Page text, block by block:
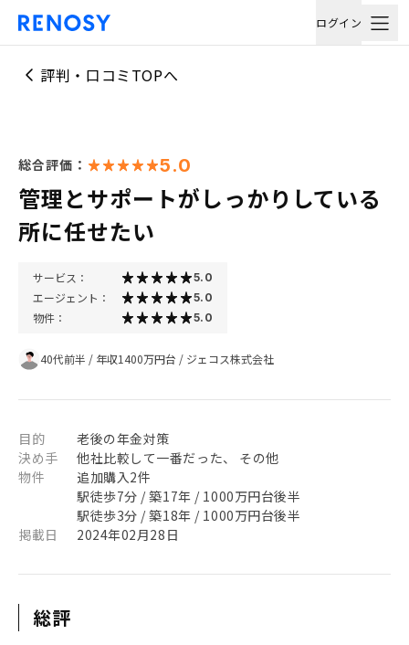
ログイン
評判・口コミTOPへ
総合評価： 5.0
管理とサポートがしっかりしている
所に任せたい
サービス： 5.0
エージェント： 5.0
物件： 5.0
40代前半 / 年収1400万円台 / ジェコス株式会社
目的
老後の年金対策
決め手
他社比較して一番だった、 その他
物件
追加購入2件
駅徒歩7分 / 築17年 / 1000万円台後半
駅徒歩3分 / 築18年 / 1000万円台後半
掲載日
2024年02月28日
総評